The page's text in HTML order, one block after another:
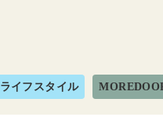
ライフスタイル